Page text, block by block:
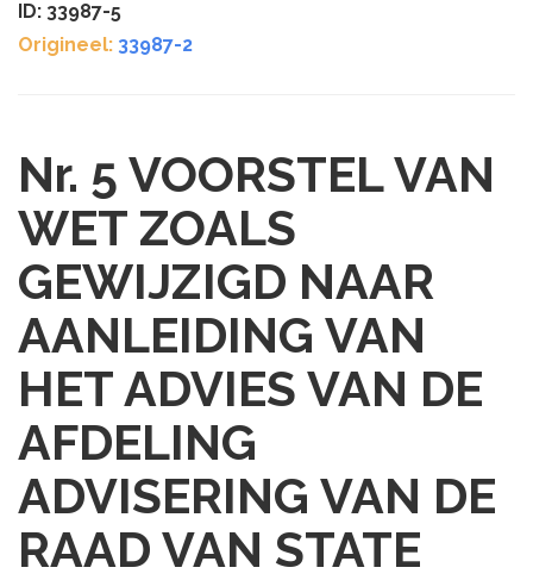
ID: 33987-5
Origineel: 33987-2
Nr. 5 VOORSTEL VAN
WET ZOALS
GEWIJZIGD NAAR
AANLEIDING VAN
HET ADVIES VAN DE
AFDELING
ADVISERING VAN DE
RAAD VAN STATE